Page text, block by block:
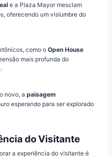
e a Plaza Mayor mesclam
oferecendo um vislumbre do
como o Open House
mais profunda do
novo, a paisagem
esperando para ser explorado
do Visitante
a experiência do visitante é